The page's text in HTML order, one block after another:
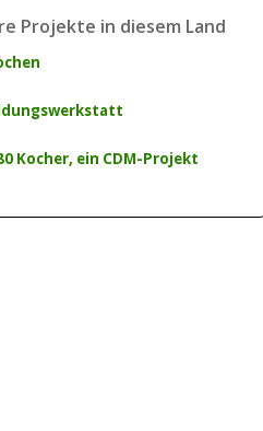
Projekte in diesem Land
Kocher, ein CDM-Projekt